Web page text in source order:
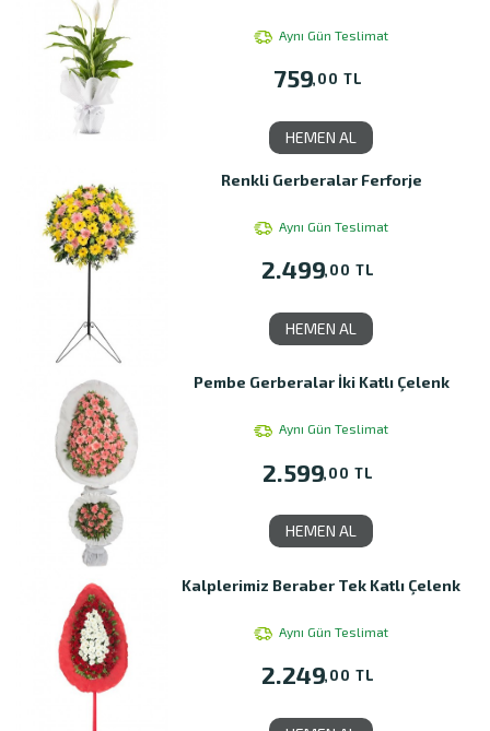
Aynı Gün Teslimat
759,00 TL
HEMEN AL
Renkli Gerberalar Ferforje
Aynı Gün Teslimat
2.499,00 TL
HEMEN AL
Pembe Gerberalar İki Katlı Çelenk
Aynı Gün Teslimat
2.599,00 TL
HEMEN AL
Kalplerimiz Beraber Tek Katlı Çelenk
Aynı Gün Teslimat
2.249,00 TL